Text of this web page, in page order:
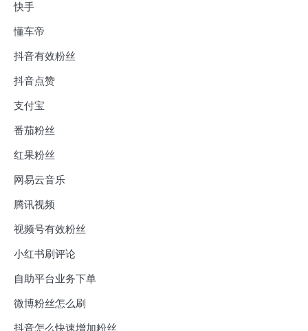
快手
懂车帝
抖音有效粉丝
抖音点赞
支付宝
番茄粉丝
红果粉丝
网易云音乐
腾讯视频
视频号有效粉丝
小红书刷评论
自助平台业务下单
微博粉丝怎么刷
抖音怎么快速增加粉丝